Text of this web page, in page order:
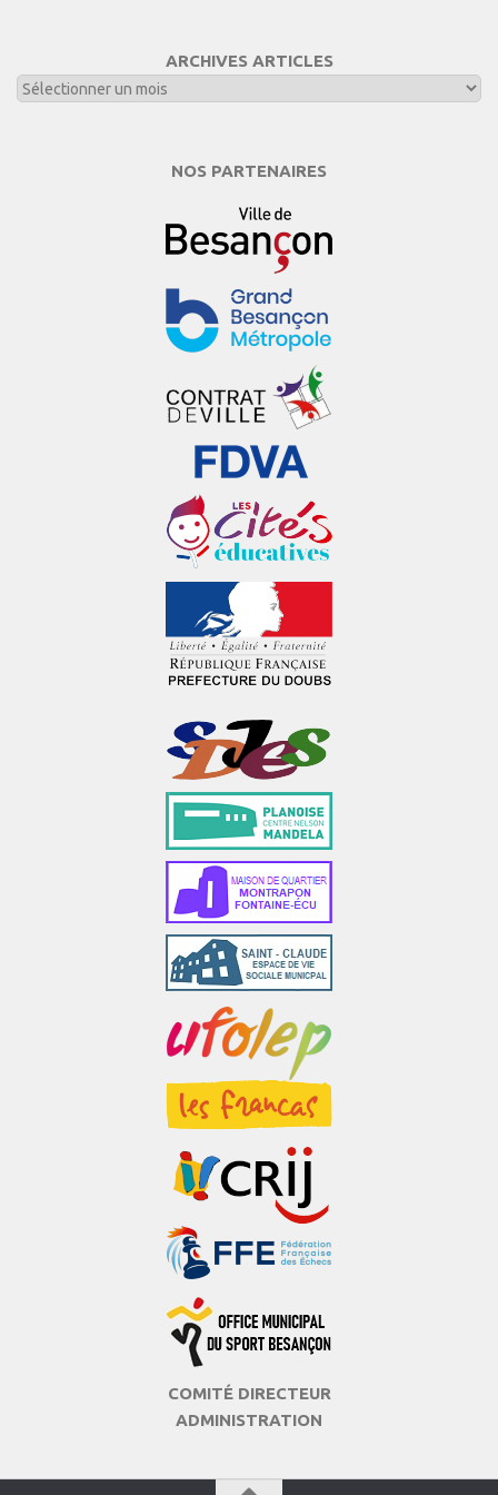
ARCHIVES ARTICLES
NOS PARTENAIRES
COMITÉ DIRECTEUR
ADMINISTRATION